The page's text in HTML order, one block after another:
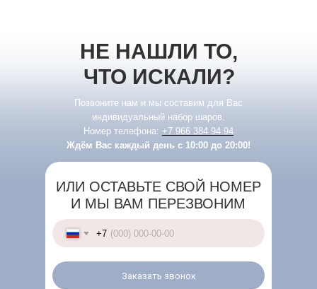
НЕ НАШЛИ ТО,
ЧТО ИСКАЛИ?
Позвоните нам и мы составим для Вас
индивидуальный набор шаров.
Номер телефона: +7 966 384 94 94
Ждём Вас каждый день с 10:00 до 20:00!
ИЛИ ОСТАВЬТЕ СВОЙ НОМЕР
И МЫ ВАМ ПЕРЕЗВОНИМ
+7
Заказать звонок